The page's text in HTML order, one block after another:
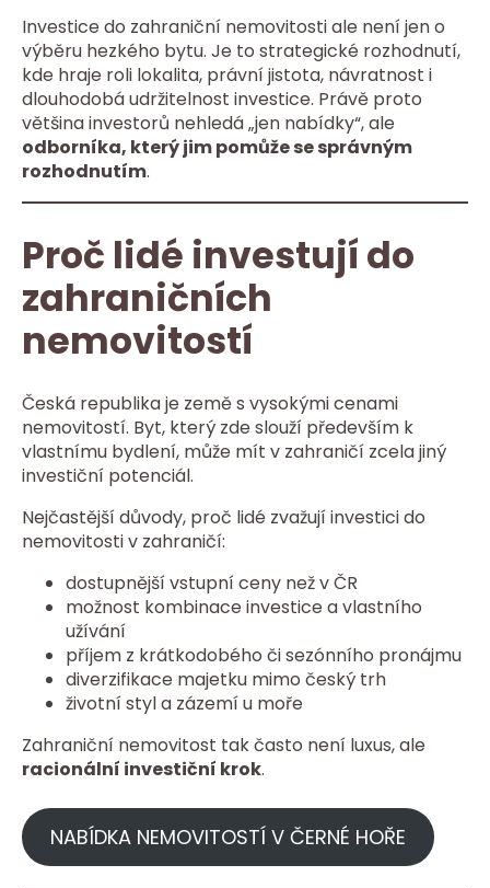
Investice do zahraniční nemovitosti ale není jen o
výběru hezkého bytu. Je to strategické rozhodnutí,
kde hraje roli lokalita, právní jistota, návratnost i
dlouhodobá udržitelnost investice. Právě proto
většina investorů nehledá „jen nabídky“, ale
odborníka, který jim pomůže se správným
rozhodnutím.
Proč lidé investují do
zahraničních
nemovitostí
Česká republika je země s vysokými cenami
nemovitostí. Byt, který zde slouží především k
vlastnímu bydlení, může mít v zahraničí zcela jiný
investiční potenciál.
Nejčastější důvody, proč lidé zvažují investici do
nemovitosti v zahraničí:
dostupnější vstupní ceny než v ČR
možnost kombinace investice a vlastního
užívání
příjem z krátkodobého či sezónního pronájmu
diverzifikace majetku mimo český trh
životní styl a zázemí u moře
Zahraniční nemovitost tak často není luxus, ale
racionální investiční krok.
NABÍDKA NEMOVITOSTÍ V ČERNÉ HOŘE